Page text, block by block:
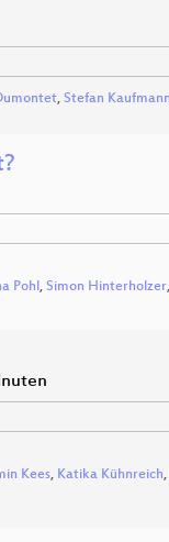
, Stefan Kaufmann
Pohl , Simon Hinterholzer,
Kees, Katika Kühnreich,